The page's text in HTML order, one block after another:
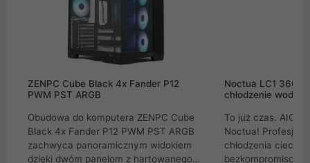
ZENPC Cube Black 4x Fander P12
PWM PST ARGB
Obudowa do komputera ZENPC Cube
Black 4x Fander P12 PWM PST ARGB
zachwyca panoramicznym widokiem
dzięki dwóm panelom z hartowanego
Noctua LC1
chłodzenie wodne
To już czas. AIO
Noctua!
chłodzenia cieczą